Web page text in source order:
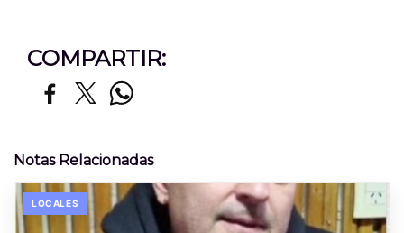
COMPARTIR:
Notas Relacionadas
LOCALES